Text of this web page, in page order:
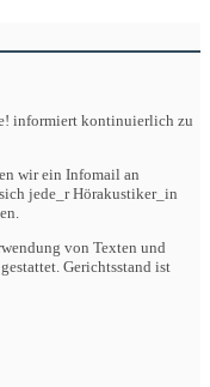
informiert kontinuierlich zu
wir ein Infomail an
jede_r Hörakustiker_in
von Texten und
Gerichtsstand ist